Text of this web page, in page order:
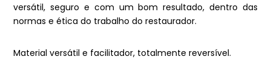
versátil, seguro e com um bom resultado, dentro das
normas e ética do trabalho do restaurador.
Material versátil e facilitador, totalmente reversível.